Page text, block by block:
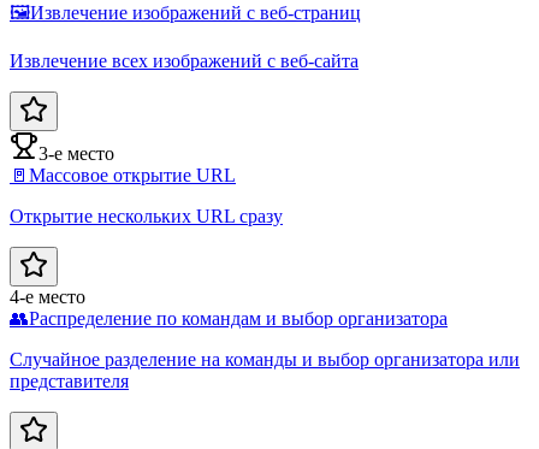
🖼️Извлечение изображений с веб-страниц
Извлечение всех изображений с веб-сайта
3-е место
🚪 Массовое открытие URL
Открытие нескольких URL сразу
4-е место
👥Распределение по командам и выбор организатора
Случайное разделение на команды и выбор организатора или
представителя